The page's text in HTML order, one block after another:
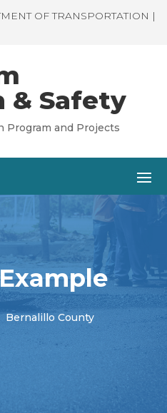
OF TRANSPORTATION |
& Safety
Program and Projects
Bernalillo County